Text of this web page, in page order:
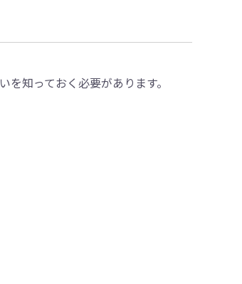
知っておく必要があります。